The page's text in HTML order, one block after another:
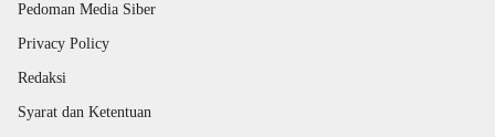
Pedoman Media Siber
Privacy Policy
Redaksi
Syarat dan Ketentuan